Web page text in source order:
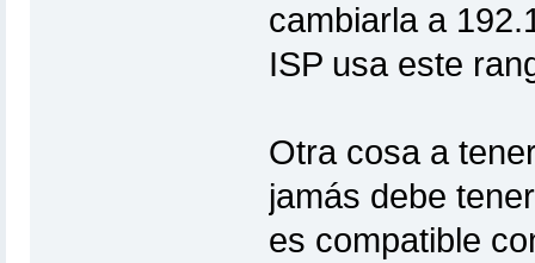
cambiarla a
ISP usa este
Otra cosa a
jamás debe
es compatible